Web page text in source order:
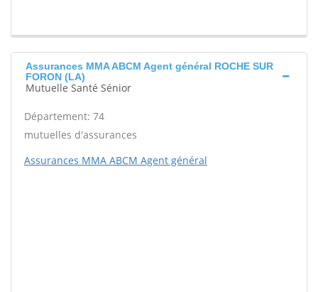
Assurances MMA ABCM Agent général ROCHE SUR
FORON (LA)
Mutuelle Santé Sénior
Département: 74
mutuelles d'assurances
Assurances MMA ABCM Agent général